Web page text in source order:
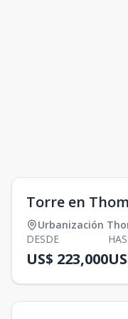
Torre en
Urbanización
DESDE
US$ 223,000